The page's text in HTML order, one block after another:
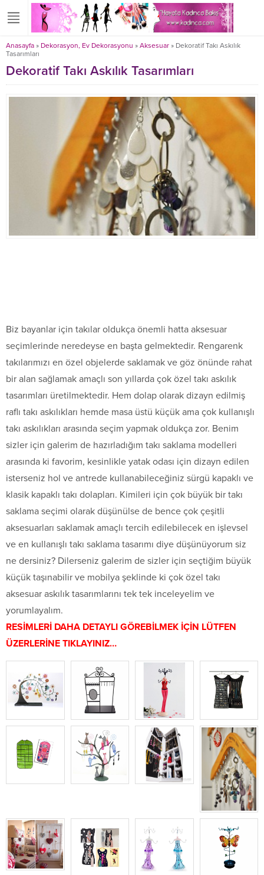
Anasayfa » Dekorasyon, Ev Dekorasyonu » Aksesuar » Dekoratif Takı Askılık
Tasarımları
Dekoratif Takı Askılık Tasarımları
Biz bayanlar için takılar oldukça önemli hatta aksesuar
seçimlerinde neredeyse en başta gelmektedir. Rengarenk
takılarımızı en özel objelerde saklamak ve göz önünde rahat
bir alan sağlamak amaçlı son yıllarda çok özel takı askılık
tasarımları üretilmektedir. Hem dolap olarak dizayn edilmiş
raflı takı askılıkları hemde masa üstü küçük ama çok kullanışlı
takı askılıkları arasında seçim yapmak oldukça zor. Benim
sizler için galerim de hazırladığım takı saklama modelleri
arasında ki favorim, kesinlikle yatak odası için dizayn edilen
isterseniz hol ve antrede kullanabileceğiniz sürgü kapaklı ve
klasik kapaklı takı dolapları. Kimileri için çok büyük bir takı
saklama seçimi olarak düşünülse de bence çok çeşitli
aksesuarları saklamak amaçlı tercih edilebilecek en işlevsel
ve en kullanışlı takı saklama tasarımı diye düşünüyorum siz
ne dersiniz? Dilerseniz galerim de sizler için seçtiğim büyük
küçük taşınabilir ve mobilya şeklinde ki çok özel takı
aksesuar askılık tasarımlarını tek tek inceleyelim ve
yorumlayalım.
RESİMLERİ DAHA DETAYLI GÖREBİLMEK İÇİN LÜTFEN
ÜZERLERİNE TIKLAYINIZ…